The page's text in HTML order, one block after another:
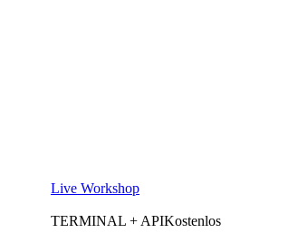
Live Workshop
TERMINAL + APIKostenlos